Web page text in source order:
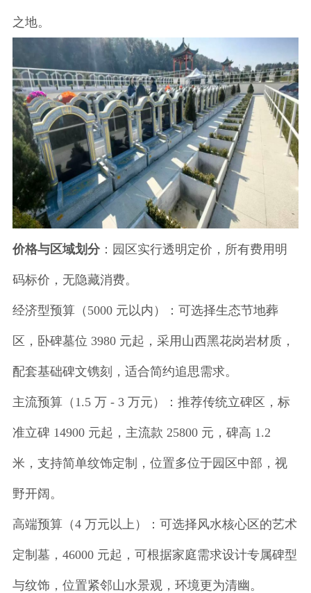
之地。
价格与区域划分：园区实行透明定价，所有费用明
码标价，无隐藏消费。
经济型预算（5000 元以内）：可选择生态节地葬
区，卧碑墓位 3980 元起，采用山西黑花岗岩材质，
配套基础碑文镌刻，适合简约追思需求。
主流预算（1.5 万 - 3 万元）：推荐传统立碑区，标
准立碑 14900 元起，主流款 25800 元，碑高 1.2
米，支持简单纹饰定制，位置多位于园区中部，视
野开阔。
高端预算（4 万元以上）：可选择风水核心区的艺术
定制墓，46000 元起，可根据家庭需求设计专属碑型
与纹饰，位置紧邻山水景观，环境更为清幽。